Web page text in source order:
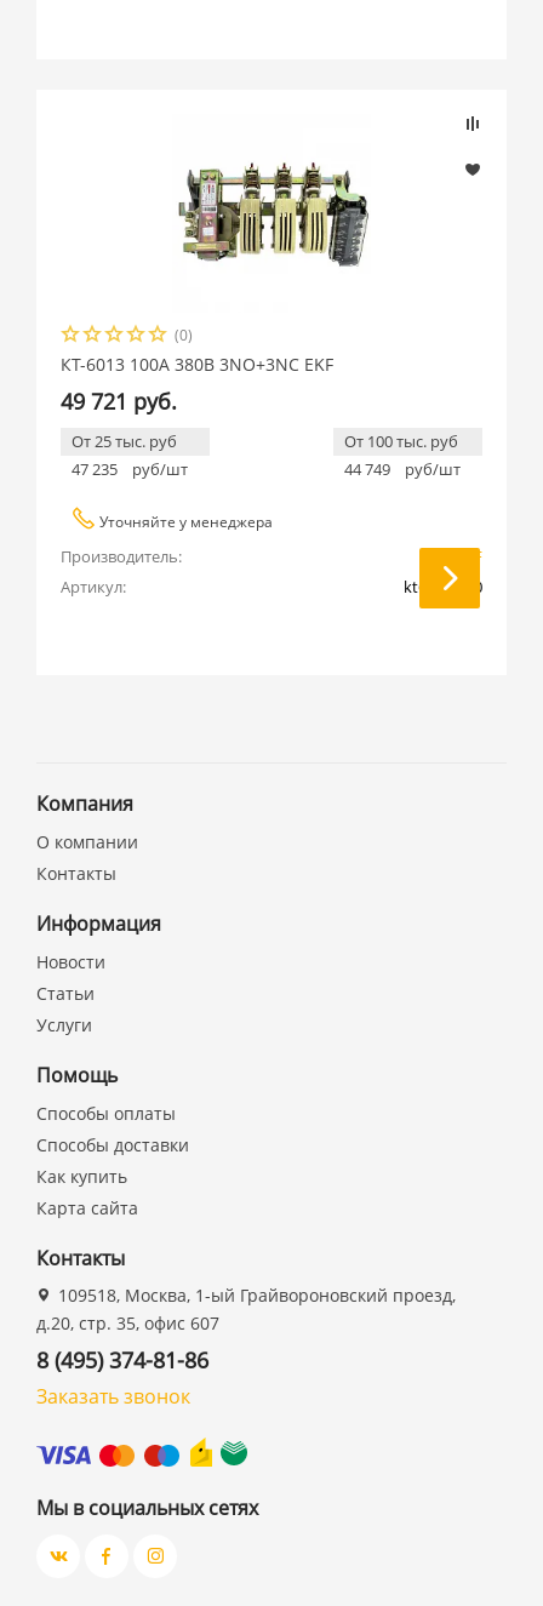
(0)
КТ-6013 100А 380В 3NO+3NC EKF
49 721 руб.
От 25 тыс. руб
47 235
руб/шт
От 100 тыс. руб
44 749
руб/шт
Уточняйте у менеджера
Производитель:
EKF
Артикул:
kt6013-380
Компания
О компании
Контакты
Информация
Новости
Статьи
Услуги
Помощь
Способы оплаты
Способы доставки
Как купить
Карта сайта
Контакты
109518, Москва, 1-ый Грайвороновский проезд,
д.20, стр. 35, офис 607
8 (495) 374-81-86
Заказать звонок
Мы в социальных сетях